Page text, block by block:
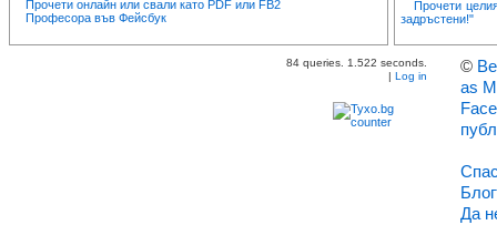
Прочети онлайн или свали като PDF или FB2
Професора във Фейсбук
Прочети
задръстени!"
84 queries. 1.522 seconds.
| Log in
©
as
Да